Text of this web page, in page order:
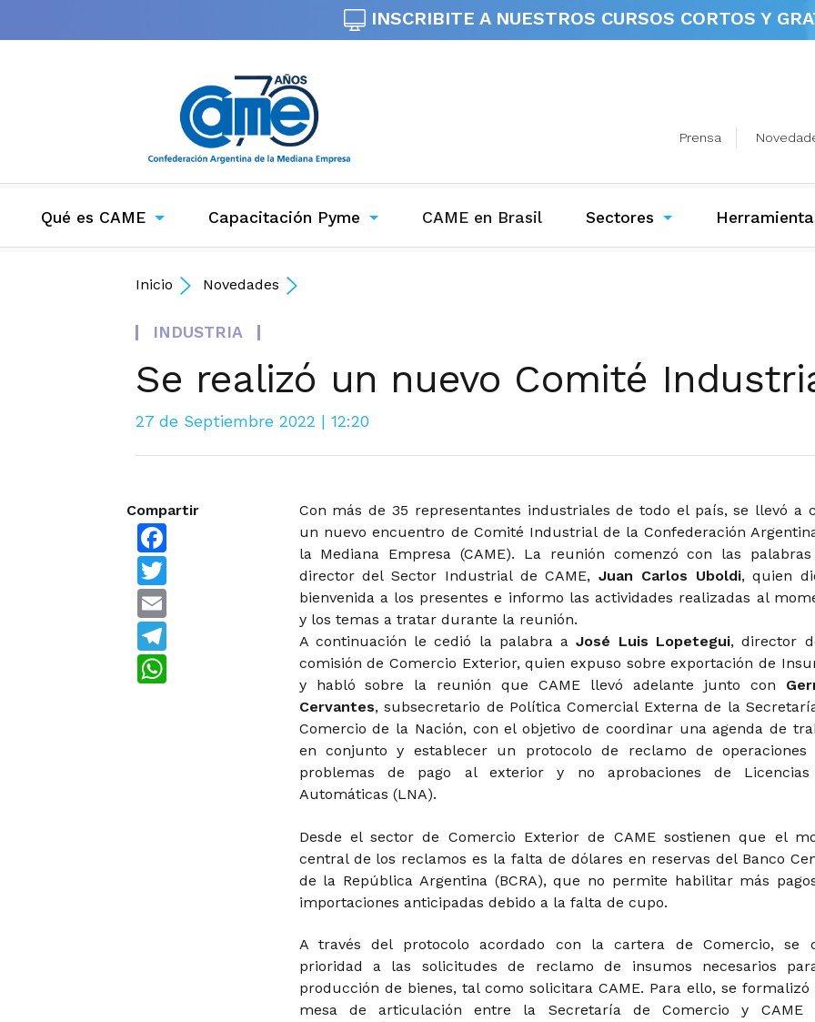
INSCRIBITE A NUESTROS CURSOS CORTOS Y
Prensa
Qué es CAME Capacitación Pyme CAME en Brasil(current)Sectores
Inicio Novedades
INDUSTRIA
Se realizó un nuevo Comité
27 de Septiembre 2022 | 12:20
Compartir
Con más de 35 representantes industriales de todo el país, se llevó a
un nuevo encuentro de Comité Industrial de la Confederación
la Mediana Empresa (CAME). La reunión comenzó con las
director del Sector Industrial de CAME,Juan Carlos Uboldi, quien
bienvenida a los presentes e informo las actividades realizadas al
y los temas a tratar durante la reunión.
A continuación le cedió la palabra aJosé Luis Lopetegui, director
comisión de Comercio Exterior, quien expuso sobre exportación de
y habló sobre la reunión que CAME llevó adelante junto con
Cervantes, subsecretario de Política Comercial Externa de la
Comercio de la Nación, con el objetivo de coordinar una agenda de
en conjunto y establecer un protocolo de reclamo de operaciones
problemas de pago al exterior y no aprobaciones de
Automáticas (LNA).
Desde el sector de Comercio Exterior de CAME sostienen que el
central de los reclamos es la falta de dólares en reservas del Banco
de la República Argentina (BCRA), que no permite habilitar más
importaciones anticipadas debido a la falta de cupo.
A través del protocolo acordado con la cartera de Comercio, se
prioridad a las solicitudes de reclamo de insumos necesarios
producción de bienes, tal como solicitara CAME. Para ello, se formalizó
mesa de articulación entre la Secretaría de Comercio y CAME